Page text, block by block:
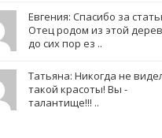
Евгения: Спасибо за
Отец родом из этой
до сих пор ез ..
Татьяна: Никогда не
такой красоты! Вы -
талантище!!! ..